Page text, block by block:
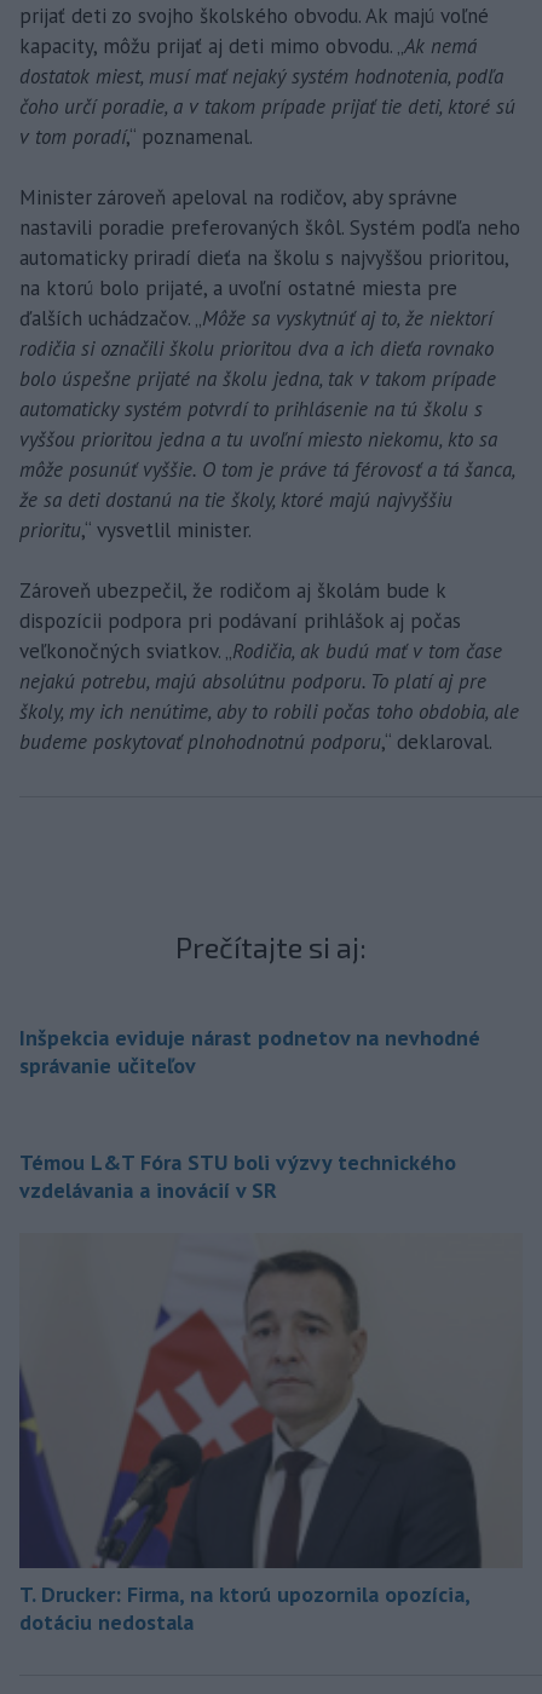
prijať deti zo svojho školského obvodu. Ak majú voľné
kapacity, môžu prijať aj deti mimo obvodu. „Ak nemá
dostatok miest, musí mať nejaký systém hodnotenia, podľa
čoho určí poradie, a v takom prípade prijať tie deti, ktoré sú
v tom poradí,“ poznamenal.
Minister zároveň apeloval na rodičov, aby správne
nastavili poradie preferovaných škôl. Systém podľa neho
automaticky priradí dieťa na školu s najvyššou prioritou,
na ktorú bolo prijaté, a uvoľní ostatné miesta pre
ďalších uchádzačov. „Môže sa vyskytnúť aj to, že niektorí
rodičia si označili školu prioritou dva a ich dieťa rovnako
bolo úspešne prijaté na školu jedna, tak v takom prípade
automaticky systém potvrdí to prihlásenie na tú školu s
vyššou prioritou jedna a tu uvoľní miesto niekomu, kto sa
môže posunúť vyššie. O tom je práve tá férovosť a tá šanca,
že sa deti dostanú na tie školy, ktoré majú najvyššiu
prioritu,“ vysvetlil minister.
Zároveň ubezpečil, že rodičom aj školám bude k
dispozícii podpora pri podávaní prihlášok aj počas
veľkonočných sviatkov. „Rodičia, ak budú mať v tom čase
nejakú potrebu, majú absolútnu podporu. To platí aj pre
školy, my ich nenútime, aby to robili počas toho obdobia, ale
budeme poskytovať plnohodnotnú podporu,“ deklaroval.
Prečítajte si aj:
Inšpekcia eviduje nárast podnetov na nevhodné
správanie učiteľov
Témou L&T Fóra STU boli výzvy technického
vzdelávania a inovácií v SR
T. Drucker: Firma, na ktorú upozornila opozícia,
dotáciu nedostala